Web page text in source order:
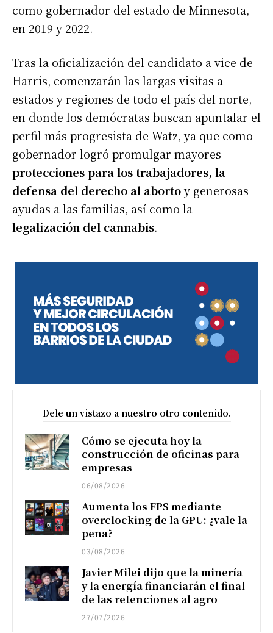
como gobernador del estado de Minnesota,
en 2019 y 2022.
Tras la oficialización del candidato a vice de
Harris, comenzarán las largas visitas a
estados y regiones de todo el país del norte,
en donde los demócratas buscan apuntalar el
perfil más progresista de Watz, ya que como
gobernador logró promulgar mayores
protecciones para los trabajadores, la
defensa del derecho al abortoy generosas
ayudas a las familias, así como la
legalización del cannabis.
Dele un vistazo a nuestro otro contenido.
Cómo se ejecuta hoy la
construcción de oficinas para
empresas
06/08/2026
Aumenta los FPS mediante
overclocking de la GPU: ¿vale la
pena?
03/08/2026
Javier Milei dijo que la minería
y la energía financiarán el final
de las retenciones al agro
27/07/2026